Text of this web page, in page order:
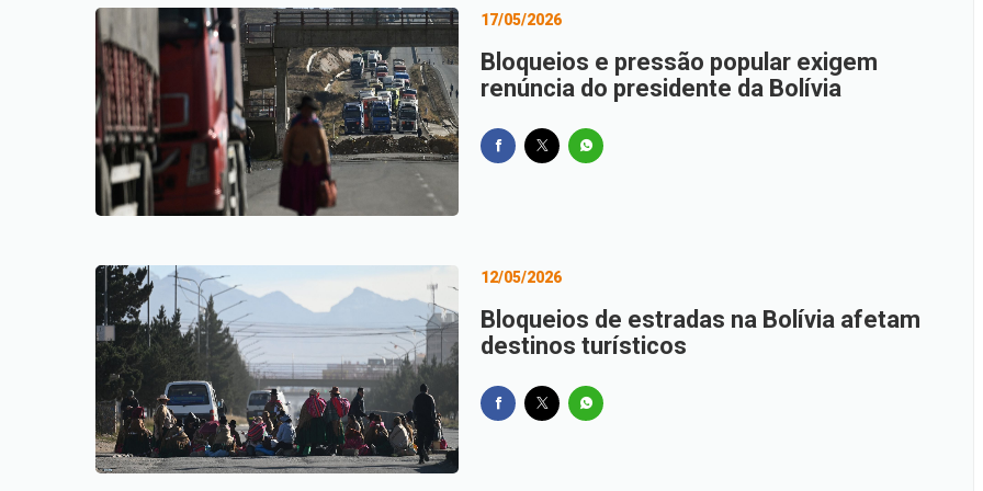
17/05/2026
Bloqueios e pressão popular exigem
renúncia do presidente da Bolívia
12/05/2026
Bloqueios de estradas na Bolívia afetam
destinos turísticos